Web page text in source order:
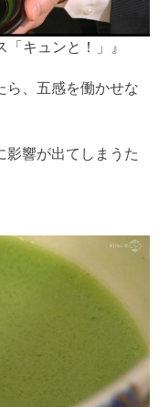
キュンと！」』
ら、五感を働かせな
影響が出てしまうた